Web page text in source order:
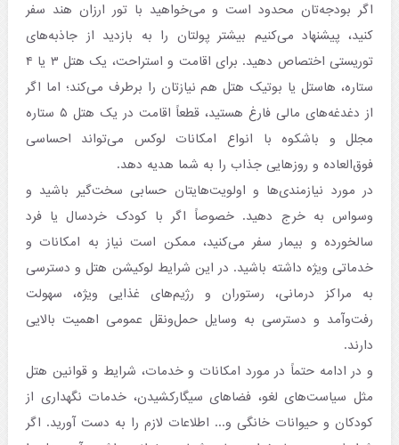
اگر بودجه‌تان محدود است و می‌خواهید با تور ارزان هند سفر
کنید، پیشنهاد می‌کنیم بیشتر پولتان را به بازدید از جاذبه‌های
توریستی اختصاص دهید. برای اقامت و استراحت، یک هتل ۳ یا ۴
ستاره، هاستل یا بوتیک هتل هم‌ نیازتان را برطرف می‌کند؛ اما اگر
از دغدغه‌های مالی فارغ هستید، قطعاً اقامت در یک هتل ۵ ستاره
مجلل و باشکوه با انواع امکانات لوکس می‌تواند احساسی
فوق‌العاده و روزهایی جذاب را به شما هدیه دهد.
در مورد نیازمندی‌ها و اولویت‌هایتان حسابی سخت‌گیر باشید و
وسواس به خرج دهید. خصوصاً اگر با کودک خردسال یا فرد
سالخورده و بیمار سفر می‌کنید، ممکن است نیاز به امکانات و
خدماتی ویژه داشته باشید. در این شرایط لوکیشن هتل و دسترسی
به مراکز درمانی، رستوران و رژیم‌های غذایی ویژه، سهولت
رفت‌وآمد و دسترسی به وسایل حمل‌ونقل عمومی اهمیت بالایی
دارند.
و در ادامه حتماً در مورد امکانات و خدمات، شرایط و قوانین هتل
مثل سیاست‌های لغو، فضاهای سیگارکشیدن، خدمات نگهداری از
کودکان و حیوانات خانگی و... اطلاعات لازم را به دست آورید. اگر